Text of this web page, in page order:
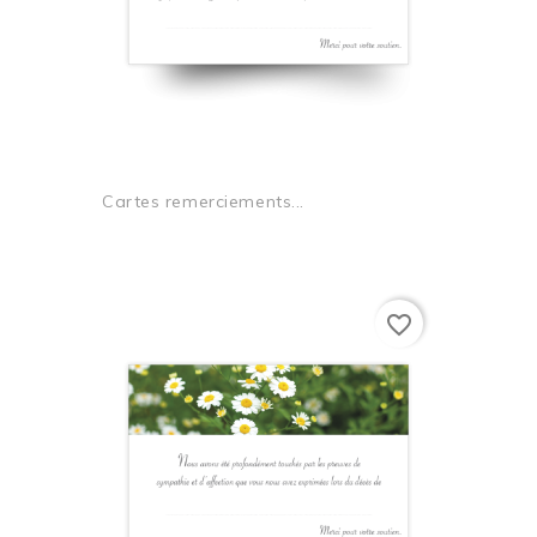
Cartes remerciements...
favorite_border